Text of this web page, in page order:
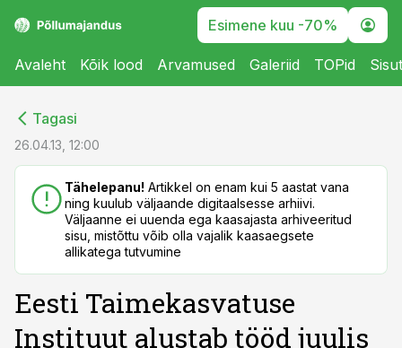
Esimene kuu -70%
Avaleht Kõik lood Arvamused Galeriid TOPid
Tagasi
26.04.13, 12:00
Tähelepanu! Artikkel on enam kui 5 aastat vana
ning kuulub väljaande digitaalsesse arhiivi.
Väljaanne ei uuenda ega kaasajasta arhiveeritud
sisu, mistõttu võib olla vajalik kaasaegsete
allikatega tutvumine
Eesti Taimekasvatuse
Instituut alustab tööd juulis